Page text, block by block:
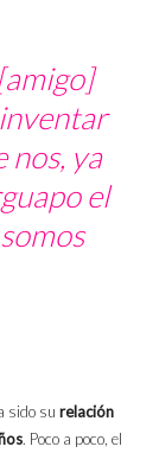
ya
el
sido su relación
. Poco a poco, el